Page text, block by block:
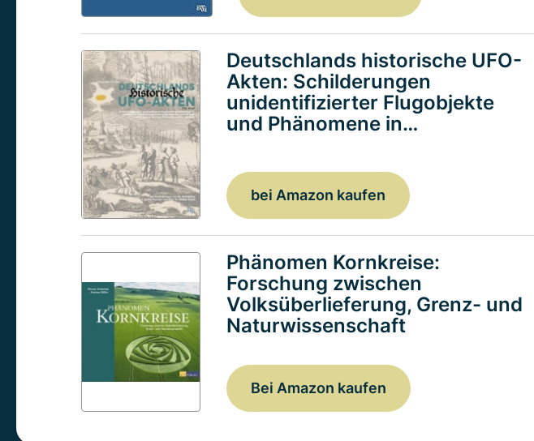
Deutschlands historische UFO-
Akten: Schilderungen
unidentifizierter Flugobjekte
und Phänomene in…
bei Amazon kaufen
Phänomen Kornkreise:
Forschung zwischen
Volksüberlieferung, Grenz- und
Naturwissenschaft
Bei Amazon kaufen